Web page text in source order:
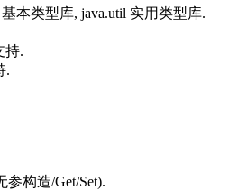
本类型库, java.util 实用类型库.
持.
.
参构造/Get/Set).